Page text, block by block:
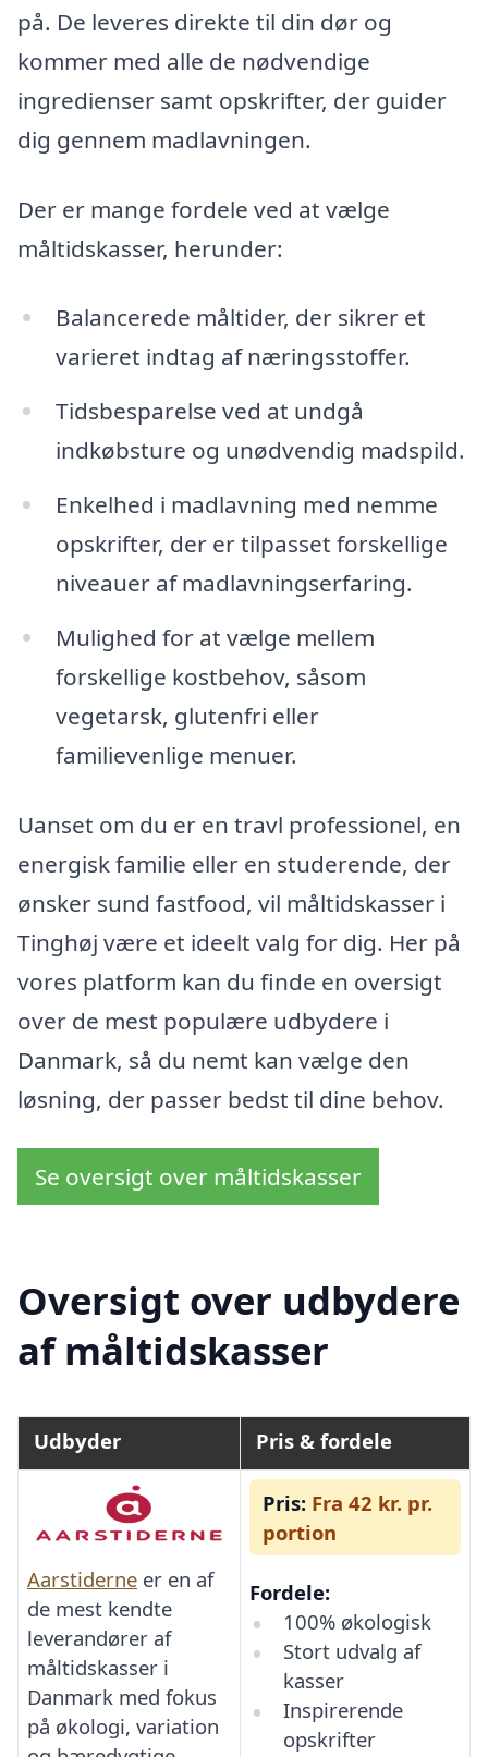
på. De leveres direkte til din dør og
kommer med alle de nødvendige
ingredienser samt opskrifter, der guider
dig gennem madlavningen.
Der er mange fordele ved at vælge
måltidskasser, herunder:
Balancerede måltider, der sikrer et
varieret indtag af næringsstoffer.
Tidsbesparelse ved at undgå
indkøbsture og unødvendig madspild.
Enkelhed i madlavning med nemme
opskrifter, der er tilpasset forskellige
niveauer af madlavningserfaring.
Mulighed for at vælge mellem
forskellige kostbehov, såsom
vegetarsk, glutenfri eller
familievenlige menuer.
Uanset om du er en travl professionel, en
energisk familie eller en studerende, der
ønsker sund fastfood, vil måltidskasser i
Tinghøj være et ideelt valg for dig. Her på
vores platform kan du finde en oversigt
over de mest populære udbydere i
Danmark, så du nemt kan vælge den
løsning, der passer bedst til dine behov.
Se oversigt over måltidskasser
Oversigt over udbydere
af måltidskasser
Udbyder Pris & fordele
Aarstiderne er en af
de mest kendte
leverandører af
måltidskasser i
Danmark med fokus
på økologi, variation
Pris: Fra 42 kr. pr.
portion
Fordele:
100% økologisk
Stort udvalg af
kasser
Inspirerende
opskrifter